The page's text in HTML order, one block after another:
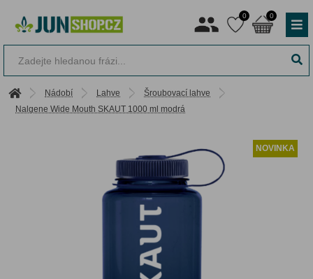
0 0
Nádobí Lahve
Šroubovací lahve
Nalgene Wide Mouth SKAUT 1000 ml modrá
NOVINKA